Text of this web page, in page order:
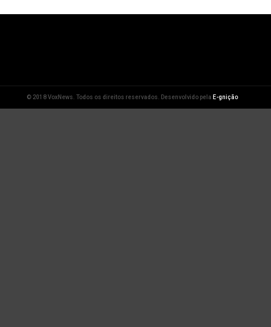
© 2018 VoxNews. Todos os direitos reservados. Desenvolvido pela E-gnição